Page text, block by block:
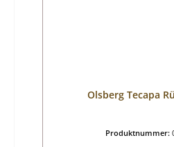
Olsberg Tecapa
Produktnummer: